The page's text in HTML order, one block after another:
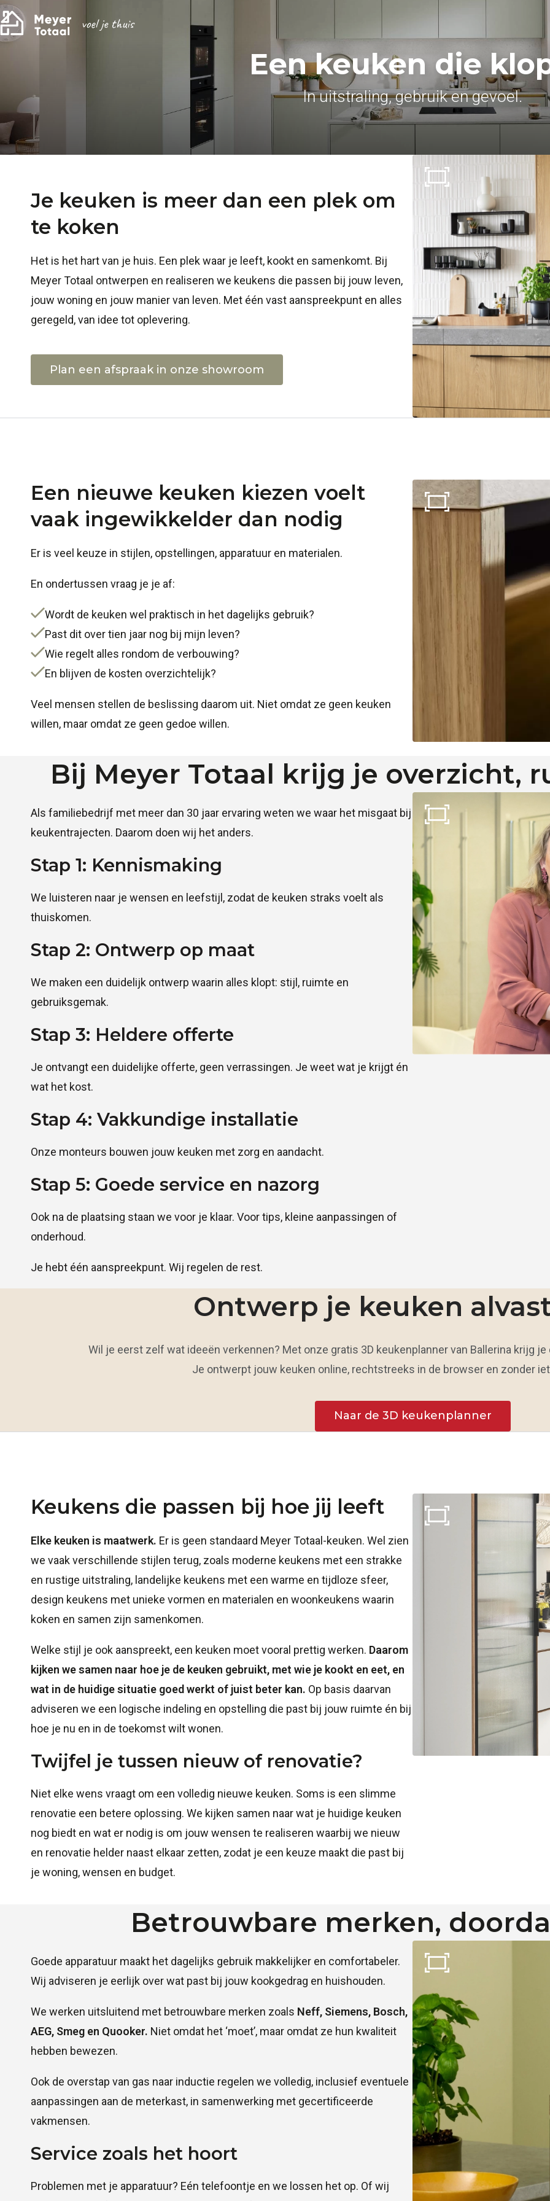
Een keuken die
In uitstraling, gebruik en gevoel.
Je keuken is meer dan een plek om
te koken
Het is het hart van je huis. Een plek waar je leeft, kookt en samenkomt. Bij
Meyer Totaal ontwerpen en realiseren we keukens die passen bij jouw leven,
jouw woning en jouw manier van leven. Met één vast aanspreekpunt en alles
geregeld, van idee tot oplevering.
Plan een afspraak in onze showroom
Een nieuwe keuken kiezen voelt
vaak ingewikkelder dan nodig
Er is veel keuze in stijlen, opstellingen, apparatuur en materialen.
En ondertussen vraag je je af:
Wordt de keuken wel praktisch in het dagelijks gebruik?
Past dit over tien jaar nog bij mijn leven?
Wie regelt alles rondom de verbouwing?
En blijven de kosten overzichtelijk?
Veel mensen stellen de beslissing daarom uit. Niet omdat ze geen keuken
willen, maar omdat ze geen gedoe willen.
Bij Meyer Totaal krijg je overzicht,
Als familiebedrijf met meer dan 30 jaar ervaring weten we waar het misgaat bij
keukentrajecten. Daarom doen wij het anders.
Stap 1: Kennismaking
We luisteren naar je wensen en leefstijl, zodat de keuken straks voelt als
thuiskomen.
Stap 2: Ontwerp op maat
We maken een duidelijk ontwerp waarin alles klopt: stijl, ruimte en
gebruiksgemak.
Stap 3: Heldere offerte
Je ontvangt een duidelijke offerte, geen verrassingen. Je weet wat je krijgt én
wat het kost.
Stap 4: Vakkundige installatie
Onze monteurs bouwen jouw keuken met zorg en aandacht.
Stap 5: Goede service en nazorg
Ook na de plaatsing staan we voor je klaar. Voor tips, kleine aanpassingen of
onderhoud.
Je hebt één aanspreekpunt. Wij regelen de rest.
Ontwerp je keuken
Wil je eerst zelf wat ideeën verkennen? Met onze gratis 3D keukenplanner van Ballerina krijg
Je ontwerpt jouw keuken online, rechtstreeks in de browser en zonder
Naar de 3D keukenplanner
Keukens die passen bij hoe jij leeft
Elke keuken is maatwerk. Er is geen standaard Meyer Totaal-keuken. Wel zien
we vaak verschillende stijlen terug, zoals moderne keukens met een strakke
en rustige uitstraling, landelijke keukens met een warme en tijdloze sfeer,
design keukens met unieke vormen en materialen en woonkeukens waarin
koken en samen zijn samenkomen.
Welke stijl je ook aanspreekt, een keuken moet vooral prettig werken. Daarom
kijken we samen naar hoe je de keuken gebruikt, met wie je kookt en eet, en
wat in de huidige situatie goed werkt of juist beter kan. Op basis daarvan
adviseren we een logische indeling en opstelling die past bij jouw ruimte én bij
hoe je nu en in de toekomst wilt wonen.
Twijfel je tussen nieuw of renovatie?
Niet elke wens vraagt om een volledig nieuwe keuken. Soms is een slimme
renovatie een betere oplossing. We kijken samen naar wat je huidige keuken
nog biedt en wat er nodig is om jouw wensen te realiseren waarbij we nieuw
en renovatie helder naast elkaar zetten, zodat je een keuze maakt die past bij
je woning, wensen en budget.
Betrouwbare merken,
Goede apparatuur maakt het dagelijks gebruik makkelijker en comfortabeler.
Wij adviseren je eerlijk over wat past bij jouw kookgedrag en huishouden.
We werken uitsluitend met betrouwbare merken zoals Neff, Siemens, Bosch,
AEG, Smeg en Quooker. Niet omdat het ‘moet’, maar omdat ze hun kwaliteit
hebben bewezen.
Ook de overstap van gas naar inductie regelen we volledig, inclusief eventuele
aanpassingen aan de meterkast, in samenwerking met gecertificeerde
vakmensen.
Service zoals het hoort
Problemen met je apparatuur? Eén telefoontje en we lossen het op. Of wij